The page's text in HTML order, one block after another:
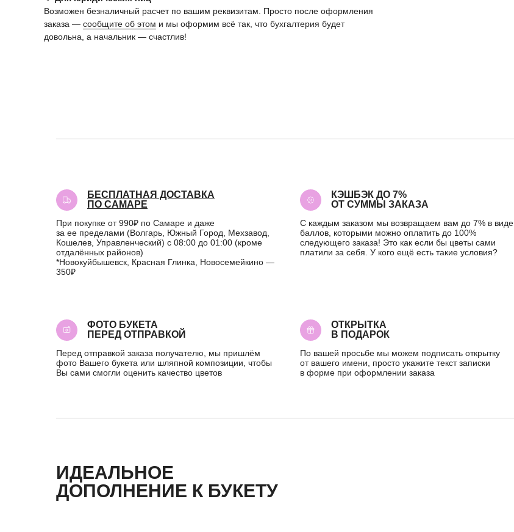
Возможен безналичный расчет по вашим реквизитам. Просто после оформления
заказа — сообщите об этом и мы оформим всё так, что бухгалтерия будет
довольна, а начальник — счастлив!
БЕСПЛАТНАЯ ДОСТАВКА
ПО САМАРЕ
При покупке от 990₽ по Самаре и даже
за ее пределами (Волгарь, Южный Город, Мехзавод,
Кошелев, Управленческий) с 08:00 до 01:00 (кроме
отдалённых районов)
*Новокуйбышевск, Красная Глинка, Новосемейкино —
350₽
КЭШБЭК ДО 7%
ОТ СУММЫ ЗАКАЗА
С каждым заказом мы возвращаем вам до 7% в виде
баллов, которыми можно оплатить до 100%
следующего заказа! Это как если бы цветы сами
платили за себя. У кого ещё есть такие условия?
ФОТО БУКЕТА
ПЕРЕД ОТПРАВКОЙ
Перед отправкой заказа получателю, мы пришлём
фото Вашего букета или шляпной композиции, чтобы
Вы сами смогли оценить качество цветов
ОТКРЫТКА
В ПОДАРОК
По вашей просьбе мы можем подписать открытку
от вашего имени, просто укажите текст записки
в форме при оформлении заказа
ИДЕАЛЬНОЕ
ДОПОЛНЕНИЕ К БУКЕТУ
ул. Гагарина, 98
ежедневно, 08:00 — 01:00
+7 (987) 955-35-00
Акции
Хиты